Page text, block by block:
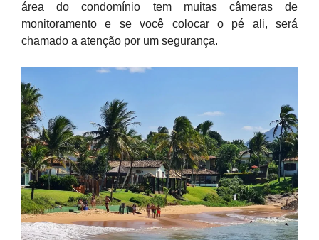
área do condomínio tem muitas câmeras de
monitoramento e se você colocar o pé ali, será
chamado a atenção por um segurança.